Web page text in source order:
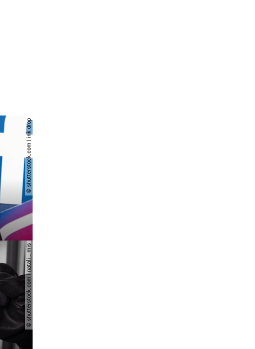
© shutterstock.com | ink drop
© shutterstock.com | natali _ mis